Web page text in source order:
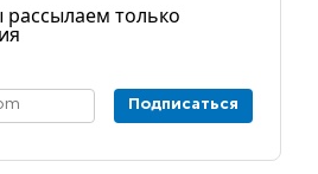
только
Подписаться